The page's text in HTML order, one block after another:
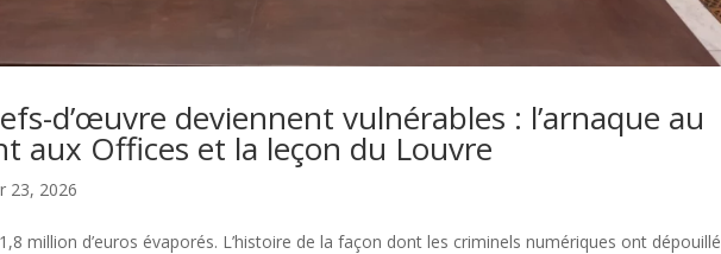
d’œuvre deviennent vulnérables : l’arnaque au
aux Offices et la leçon du Louvre
23, 2026
million d’euros évaporés. L’histoire de la façon dont les criminels numériques ont